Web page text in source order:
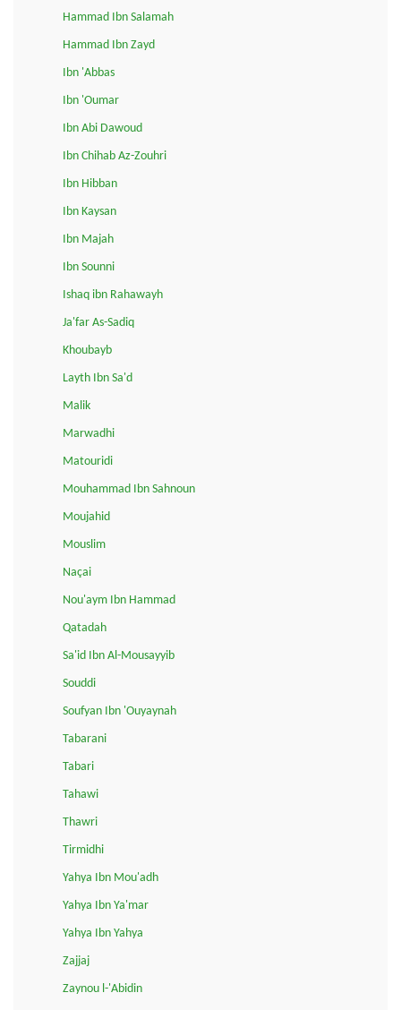
Hammad Ibn Salamah
Hammad Ibn Zayd
Ibn 'Abbas
Ibn 'Oumar
Ibn Abi Dawoud
Ibn Chihab Az-Zouhri
Ibn Hibban
Ibn Kaysan
Ibn Majah
Ibn Sounni
Ishaq ibn Rahawayh
Ja'far As-Sadiq
Khoubayb
Layth Ibn Sa'd
Malik
Marwadhi
Matouridi
Mouhammad Ibn Sahnoun
Moujahid
Mouslim
Naçai
Nou'aym Ibn Hammad
Qatadah
Sa'id Ibn Al-Mousayyib
Souddi
Soufyan Ibn 'Ouyaynah
Tabarani
Tabari
Tahawi
Thawri
Tirmidhi
Yahya Ibn Mou'adh
Yahya Ibn Ya'mar
Yahya Ibn Yahya
Zajjaj
Zaynou l-'Abidin